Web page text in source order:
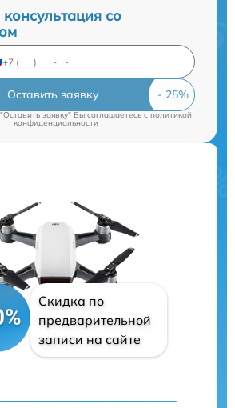
со
Оставить заявку
заявку" Вы соглашаетесь cполитикой
конфиденциальности
Скидка по
предварительной
записи на сайте